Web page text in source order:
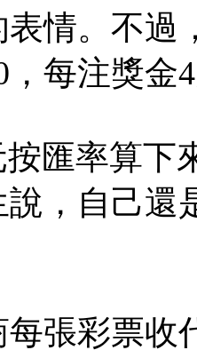
情。不過
，每注獎金
率算下來
，自己還
彩票收